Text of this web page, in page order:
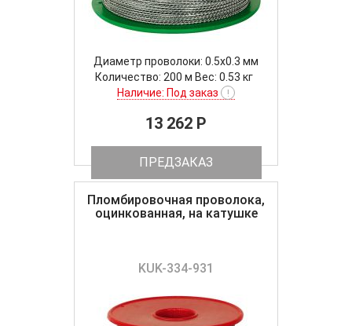
Диаметр проволоки: 0.5x0.3 мм
Количество: 200 м Вес: 0.53 кг
Наличие: Под заказ
!
13 262 P
ПРЕДЗАКАЗ
Пломбировочная проволока,
оцинкованная, на катушке
KUK-334-931